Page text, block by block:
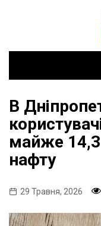
В
майже
нафту
29 Травня, 2026